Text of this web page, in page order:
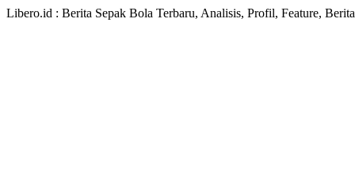
Libero.id : Berita Sepak Bola Terbaru, Analisis, Profil, Feature,